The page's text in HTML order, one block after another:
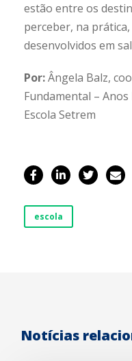
estão entre os
perceber, na
desenvolvidos em
Por:Ângela Balz,
Fundamental –
Escola Setrem
escola
Notícias